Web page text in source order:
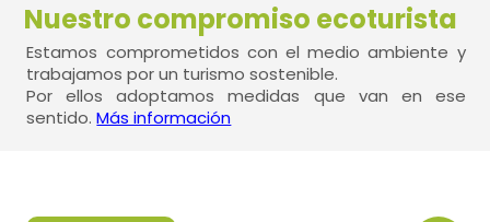
Nuestro compromiso ecoturista
Estamos comprometidos con el medio ambiente y
trabajamos por un turismo sostenible.
Por ellos adoptamos medidas que van en ese
sentido.Más información